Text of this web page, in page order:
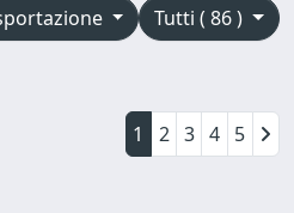
Tutti ( 86 )
1 2 3 4 5